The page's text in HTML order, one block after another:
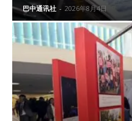
巴中通讯社 - 2026年8月4日